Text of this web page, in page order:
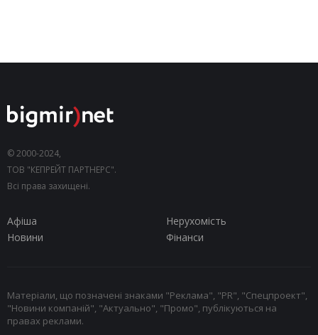
© 2000-2024,
ТОВ "КЕПРЕЙТ ПАРТНЕРС".
Всі права захищені.
Афіша
Нерухомість
Новини
Фінанси
Матеріали, що позначені знаками "Реклама", "PR", "Спецпроект",
"Новини компаній", "Актуально", "Промо", публікуються на
правах реклами.